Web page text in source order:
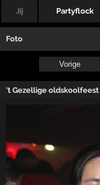
Jij Partyflock
Foto
Vorige
't Gezellige oldskoolfeest